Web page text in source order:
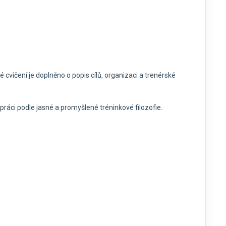
je doplněno o popis cílů, organizaci a trenérské
podle jasné a promyšlené tréninkové filozofie.